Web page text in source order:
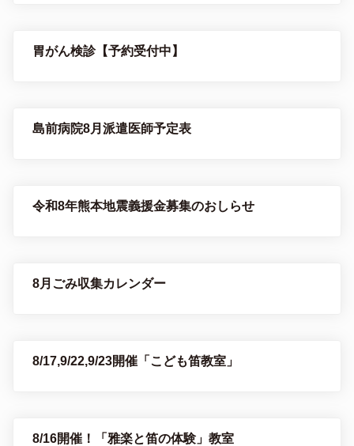
胃がん検診【予約受付中】
島前病院8月派遣医師予定表
令和8年熊本地震義援金募集のおしらせ
8月ごみ収集カレンダー
8/17,9/22,9/23開催「こども笛教室」
8/16開催！「雅楽と笛の体験」教室